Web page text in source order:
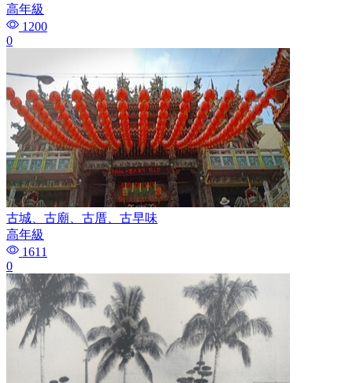
高年級
1200
0
古城、古廟、古厝、古早味
高年級
1611
0